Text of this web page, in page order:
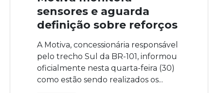
sensores e aguarda
definição sobre reforços
A Motiva, concessionária responsável
pelo trecho Sul da BR-101, informou
oficialmente nesta quarta-feira (30)
como estão sendo realizados os...